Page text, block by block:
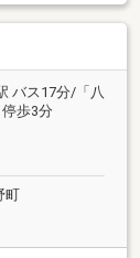
バス17分/「八
歩3分
町